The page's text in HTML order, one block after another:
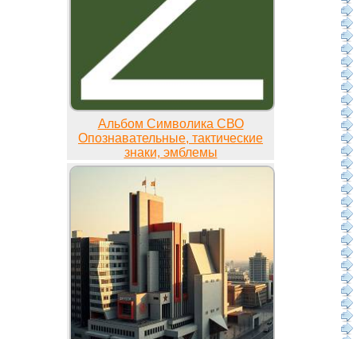
Альбом Символика СВО
Опознавательные, тактические
знаки, эмблемы